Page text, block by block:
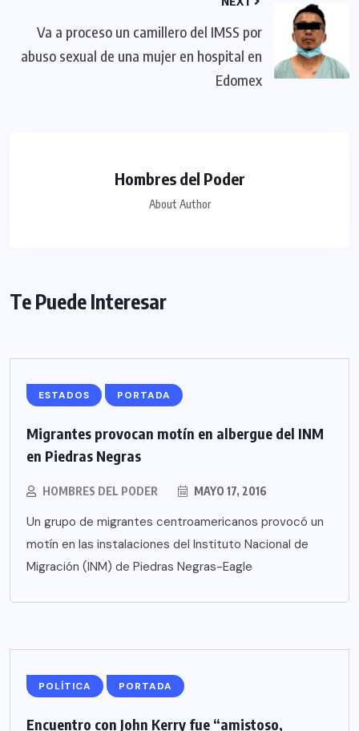
Va a proceso un camillero del IMSS por
abuso sexual de una mujer en hospital en
Edomex
Hombres del Poder
About Author
Te Puede Interesar
ESTADOS PORTADA
Migrantes provocan motín en albergue del INM
en Piedras Negras
HOMBRES DEL PODER MAYO 17, 2016
Un grupo de migrantes centroamericanos provocó un
motín en las instalaciones del Instituto Nacional de
Migración (INM) de Piedras Negras-Eagle
POLÍTICA PORTADA
Encuentro con John Kerry fue “amistoso,